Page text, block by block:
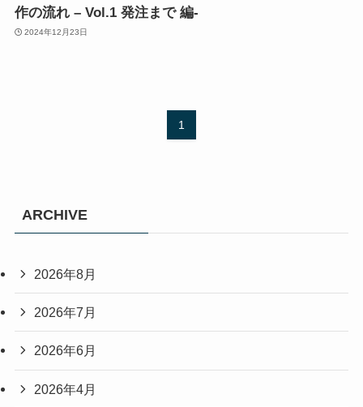
作の流れ – Vol.1 発注まで 編-
2024年12月23日
1
ARCHIVE
2026年8月
2026年7月
2026年6月
2026年4月